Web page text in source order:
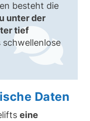
besteht die
unter der
tief
schwellenlose
Daten
eine